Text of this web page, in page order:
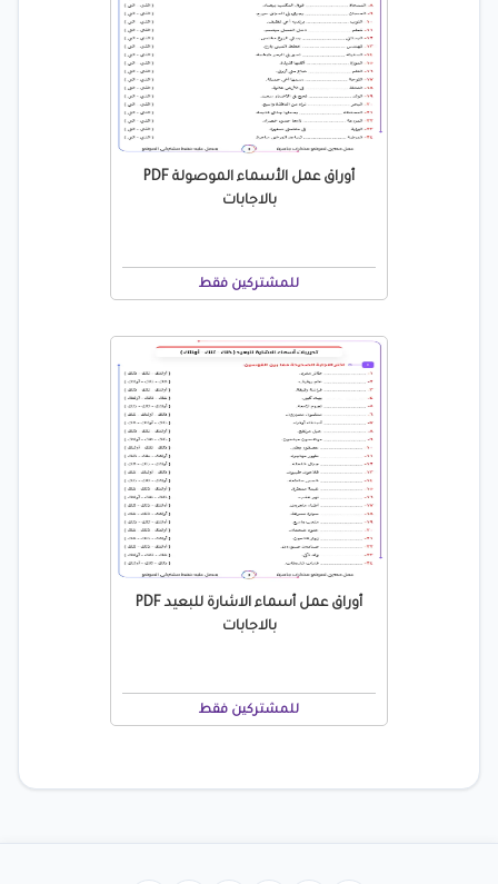
أوراق عمل الأسماء الموصولة PDF
بالاجابات
للمشتركين فقط
أوراق عمل أسماء الاشارة للبعيد PDF
بالاجابات
للمشتركين فقط